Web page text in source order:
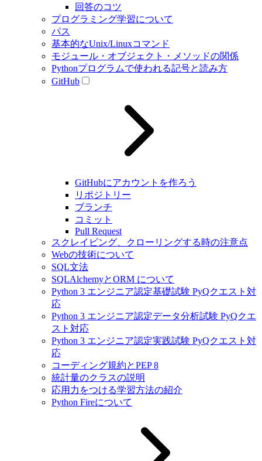
回答のコツ
プログラミング学習について
パス
基本的なUnix/Linuxコマンド
モジュール・オブジェクト・メソッドの関係
Pythonプログラムで使われる記号と読み方
GitHub
GitHubにアカウントを作ろう
リポジトリー
ブランチ
コミット
Pull Request
スクレイピング、クローリングする時の注意点
Webの技術について
SQL文法
SQLAlchemyとORM について
Python 3 エンジニア認定基礎試験 PyQクエスト対
応
Python 3 エンジニア認定データ分析試験 PyQクエ
スト対応
Python 3 エンジニア認定実践試験 PyQクエスト対
応
コーディング規約とPEP 8
統計量のクラスの説明
応用力をつける学習方法の紹介
Python Fireについて